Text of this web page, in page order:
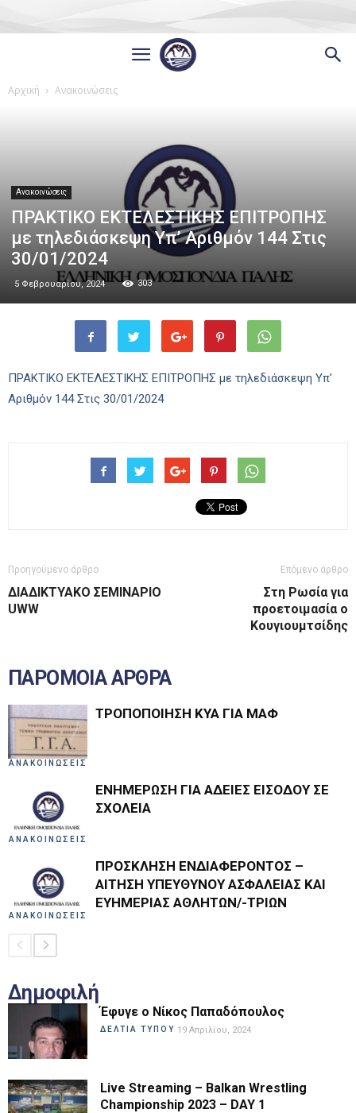
Αρχική Ανακοινώσεις
Ανακοινώσεις
ΠΡΑΚΤΙΚΟ ΕΚΤΕΛΕΣΤΙΚΗΣ ΕΠΙΤΡΟΠΗΣ
με τηλεδιάσκεψη Υπ’ Αριθμόν 144 Στις
30/01/2024
5 Φεβρουαρίου, 2024 303
ΠΡΑΚΤΙΚΟ ΕΚΤΕΛΕΣΤΙΚΗΣ ΕΠΙΤΡΟΠΗΣ με τηλεδιάσκεψη Υπ’
Αριθμόν 144 Στις 30/01/2024
Προηγούμενο άρθρο
ΔΙΑΔΙΚΤΥΑΚΟ ΣΕΜΙΝΑΡΙΟ
UWW
Επόμενο άρθρο
Στη Ρωσία για
προετοιμασία ο
Κουγιουμτσίδης
ΠΑΡΟΜΟΙΑ ΑΡΘΡΑ
ΑΝΑΚΟΙΝΩΣΕΙΣ
ΤΡΟΠΟΠΟΙΗΣΗ ΚΥΑ ΓΙΑ ΜΑΦ
ΑΝΑΚΟΙΝΩΣΕΙΣ
ΕΝΗΜΕΡΩΣΗ ΓΙΑ ΑΔΕΙΕΣ ΕΙΣΟΔΟΥ ΣΕ
ΣΧΟΛΕΙΑ
ΑΝΑΚΟΙΝΩΣΕΙΣ
ΠΡΟΣΚΛΗΣΗ ΕΝΔΙΑΦΕΡΟΝΤΟΣ –
ΑΙΤΗΣΗ ΥΠΕΥΘΥΝΟΥ ΑΣΦΑΛΕΙΑΣ ΚΑΙ
ΕΥΗΜΕΡΙΑΣ ΑΘΛΗΤΩΝ/-ΤΡΙΩΝ
Δημοφιλή
Έφυγε ο Νίκος Παπαδόπουλος
ΔΕΛΤΙΑ ΤΥΠΟΥ 19 Απριλίου, 2024
Live Streaming – Balkan Wrestling
Championship 2023 – DAY 1